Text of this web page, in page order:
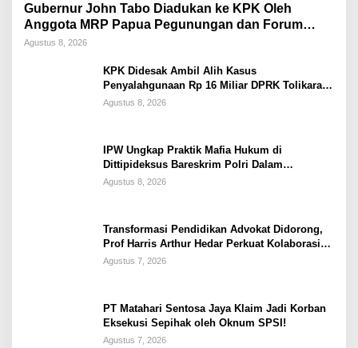
Gubernur John Tabo Diadukan ke KPK Oleh
Anggota MRP Papua Pegunungan dan Forum
Warga Papua
Agustus 8, 2026
KPK Didesak Ambil Alih Kasus
Penyalahgunaan Rp 16 Miliar DPRK Tolikara
Tahun 2017
Agustus 8, 2026
IPW Ungkap Praktik Mafia Hukum di
Dittipideksus Bareskrim Polri Dalam
Penanganan Kasus PT ARA
Agustus 8, 2026
Transformasi Pendidikan Advokat Didorong,
Prof Harris Arthur Hedar Perkuat Kolaborasi
Kampus
Agustus 7, 2026
PT Matahari Sentosa Jaya Klaim Jadi Korban
Eksekusi Sepihak oleh Oknum SPSI!
Agustus 7, 2026